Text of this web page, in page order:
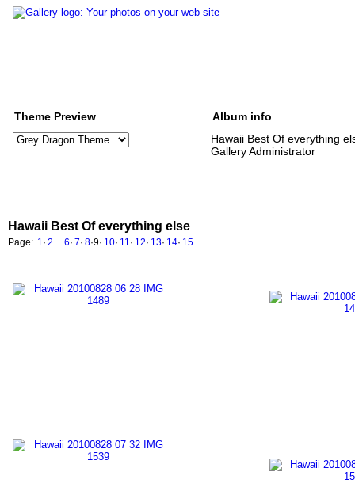
Theme Preview
Album info
Hawaii Best Of everything
Gallery Administrator
Hawaii Best Of everything else
Page: 1 · 2 6· 7· 8·9· 10· 11 · 12· 13· 14· 15